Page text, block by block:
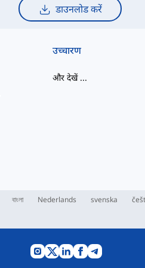
डाउनलोड करें
उच्चारण
और देखें...
বাংলা Nederlands svenska